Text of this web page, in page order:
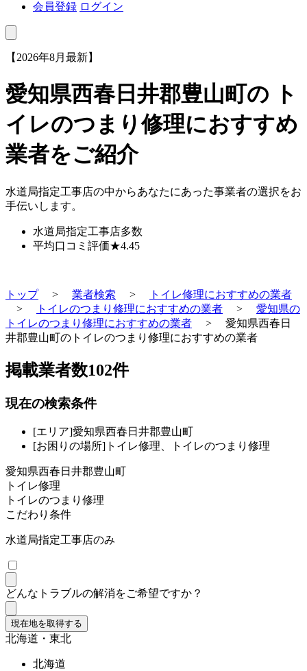
会員登録 ログイン
【2026年8月最新】
愛知県西春日井郡豊山町の ト
イレのつまり修理におすすめ
業者をご紹介
水道局指定工事店の中からあなたにあった事業者の選択をお
手伝いします。
水道局指定工事店多数
平均口コミ評価★4.45
トップ> 業者検索 >
トイレ修理におすすめの業者
>
トイレのつまり修理におすすめの業者 > 愛知県の
トイレのつまり修理におすすめの業者 > 愛知県西春日
井郡豊山町のトイレのつまり修理におすすめの業者
掲載業者数102件
現在の検索条件
[エリア]愛知県西春日井郡豊山町
[お困りの場所]トイレ修理、トイレのつまり修理
愛知県西春日井郡豊山町
トイレ修理
トイレのつまり修理
こだわり条件
水道局指定工事店のみ
どんなトラブルの解消をご希望ですか？
現在地を取得する
北海道・東北
北海道